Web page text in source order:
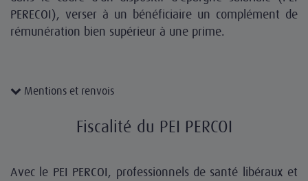
PERECOI), verser à un bénéficiaire un complément de
rémunération bien supérieur à une prime.
Mentions et renvois
Fiscalité du PEI PERCOI
Avec le PEI PERCOI, professionnels de santé libéraux et